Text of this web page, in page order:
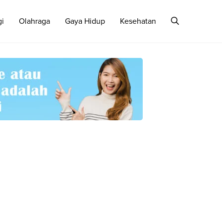
Olahraga Gaya Hidup Kesehatan